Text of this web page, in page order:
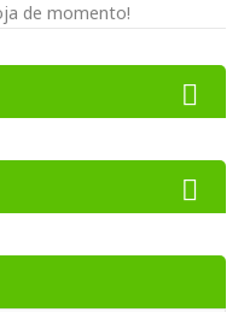
de momento!